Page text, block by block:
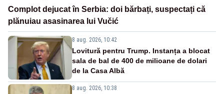
Complot dejucat în Serbia: doi bărbați, suspectați că
plănuiau asasinarea lui Vučić
8 aug. 2026, 10:42
Lovitură pentru Trump. Instanța a blocat
sala de bal de 400 de milioane de dolari
de la Casa Albă
8 aug. 2026, 10:38